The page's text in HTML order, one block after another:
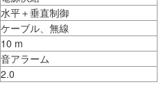
水平＋垂直制御
ケーブル、無線
10 m
音アラーム
2.0